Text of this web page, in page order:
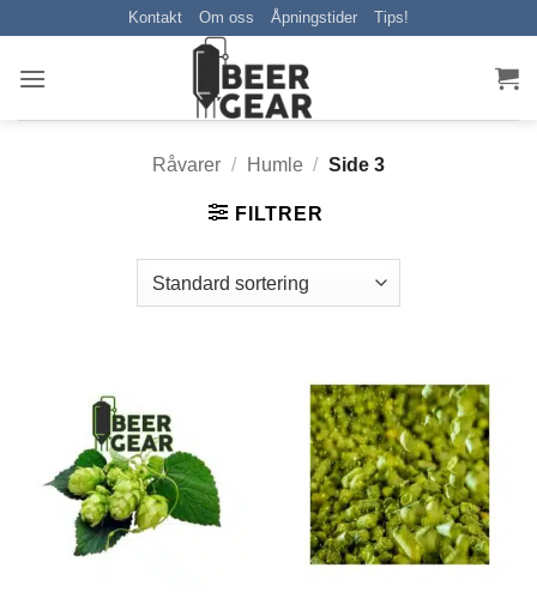
content
Kontakt Om oss Åpningstider Tips!
Råvarer / Humle / Side 3
FILTRER